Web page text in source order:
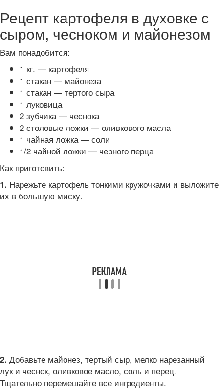
Рецепт картофеля в духовке с
сыром, чесноком и майонезом
Вам понадобится:
1 кг. — картофеля
1 стакан — майонеза
1 стакан — тертого сыра
1 луковица
2 зубчика — чеснока
2 столовые ложки — оливкового масла
1 чайная ложка — соли
1/2 чайной ложки — черного перца
Как приготовить:
1. Нарежьте картофель тонкими кружочками и выложите
их в большую миску.
2. Добавьте майонез, тертый сыр, мелко нарезанный
лук и чеснок, оливковое масло, соль и перец.
Тщательно перемешайте все ингредиенты.